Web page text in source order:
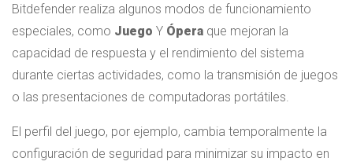
Bitdefender realiza algunos modos de funcionamiento
especiales, como Juego Y Ópera que mejoran la
capacidad de respuesta y el rendimiento del sistema
durante ciertas actividades, como la transmisión de juegos
o las presentaciones de computadoras portátiles.
El perfil del juego, por ejemplo, cambia temporalmente la
configuración de seguridad para minimizar su impacto en